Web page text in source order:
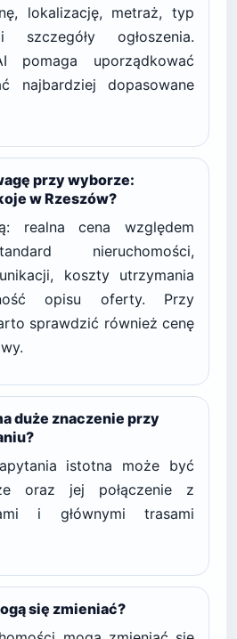
lokalizację, metraż, typ
szczegóły ogłoszenia.
pomaga uporządkować
najbardziej dopasowane
przy wyborze:
w Rzeszów?
realna cena względem
nieruchomości,
koszty utrzymania
opisu oferty. Przy
sprawdzić również cenę
duże znaczenie przy
istotna może być
oraz jej połączenie z
i głównymi trasami
się zmieniać?